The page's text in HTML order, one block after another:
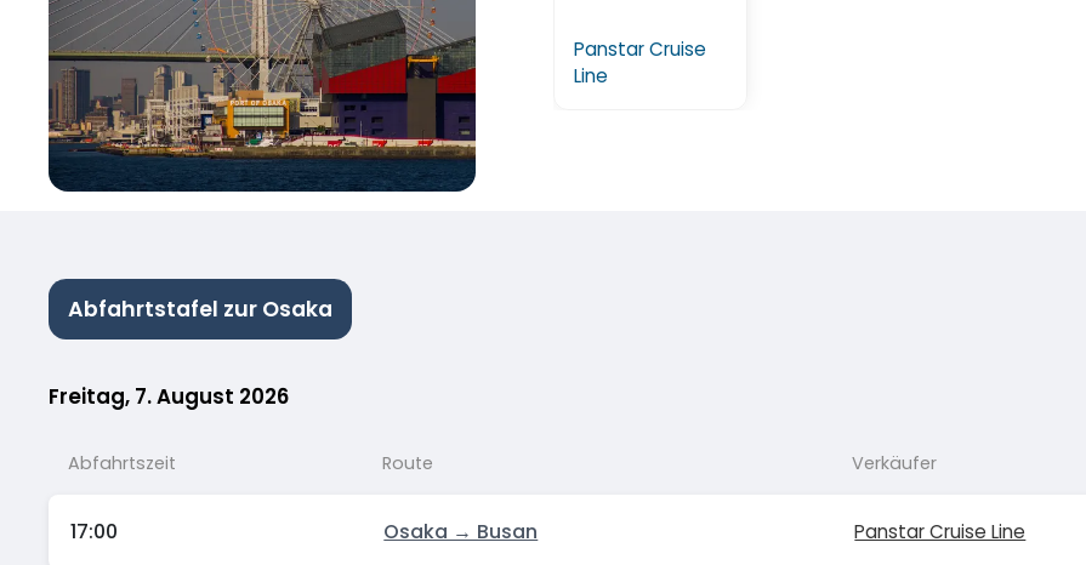
Panstar Cruise
Line
Abfahrtstafel zur Osaka
Freitag, 7. August 2026
Abfahrtszeit Route Verkäufer
17:00 Osaka → Busan Panstar Cruise Line